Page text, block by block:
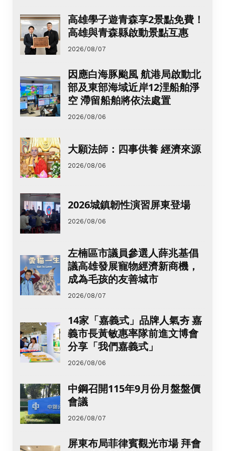
高雄學子遊青森享2景點免費！
高雄與青森縣啟動景點互惠
2026/08/07
因應白海豚颱風 航港局啟動北
部及東部海域近岸12浬船舶淨
空 滯留船舶將依法處置
2026/08/06
大願法師：四事供養 經濟來源
2026/08/06
2026城鎮韌性演習屏東登場
2026/08/06
左楠區市議員參選人薛兆基倡
議高雄發展寵物經濟新商機，
成為毛孩的友善城市
2026/08/07
14家「嘉義式」品牌人氣夯 嘉
義市長黃敏惠率隊前進文博會
分享「我們嘉義式」
2026/08/06
中鋼召開115年9月份月盤盤價
會議
2026/08/07
屏東布局菲律賓觀光市場 拜會